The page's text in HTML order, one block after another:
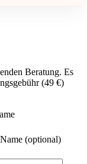
Beratung. Es
(49 €)
Name (optional)